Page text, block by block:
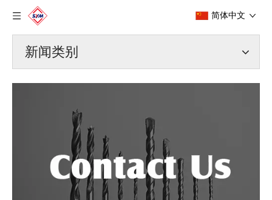
简体中文
新闻类别